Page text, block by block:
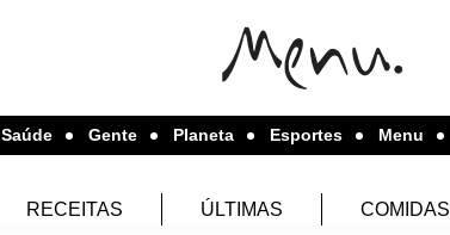
Saúde Gente Planeta Esportes Menu
RECEITAS ÚLTIMAS COMIDAS